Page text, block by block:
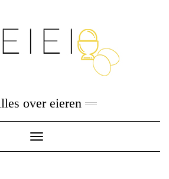
over eieren
Toggle
Navigation